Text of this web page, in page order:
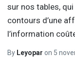
sur nos tables,
contours d’une
l’information
By Leyopar on 5